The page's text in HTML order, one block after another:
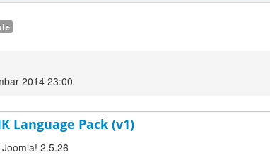
2014 23:00
Language Pack (v1)
2.5.26